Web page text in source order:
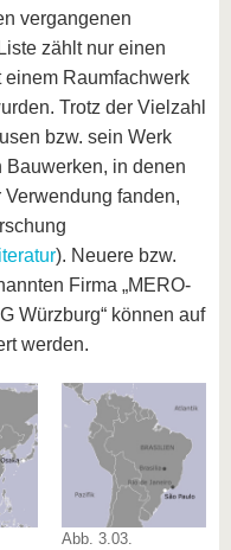
vergangenen
zählt nur einen
einem Raumfachwerk
Trotz der Vielzahl
bzw. sein Werk
Bauwerken, in denen
fanden,
). Neuere bzw.
Firma „MERO-
Würzburg“ können auf
werden.
Abb. 3.03.